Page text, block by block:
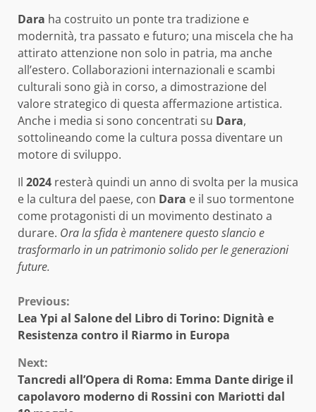
Dara ha costruito un ponte tra tradizione e
modernità, tra passato e futuro; una miscela che ha
attirato attenzione non solo in patria, ma anche
all’estero. Collaborazioni internazionali e scambi
culturali sono già in corso, a dimostrazione del
valore strategico di questa affermazione artistica.
Anche i media si sono concentrati su Dara,
sottolineando come la cultura possa diventare un
motore di sviluppo.
Il 2024 resterà quindi un anno di svolta per la musica
e la cultura del paese, con Dara e il suo tormentone
come protagonisti di un movimento destinato a
durare. Ora la sfida è mantenere questo slancio e
trasformarlo in un patrimonio solido per le generazioni
future.
Continue
Reading
Previous:
Lea Ypi al Salone del Libro di Torino: Dignità e
Resistenza contro il Riarmo in Europa
Next:
Tancredi all’Opera di Roma: Emma Dante dirige il
capolavoro moderno di Rossini con Mariotti dal